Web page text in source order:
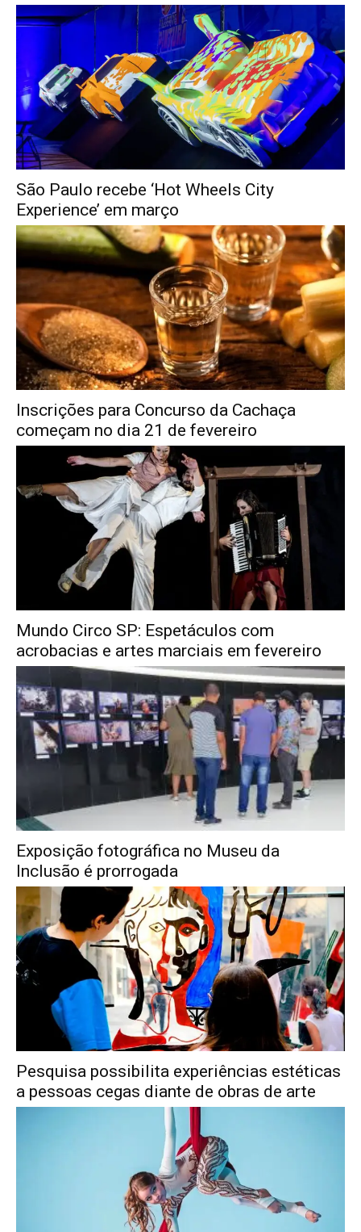
São Paulo recebe ‘Hot Wheels City
Experience’ em março
Inscrições para Concurso da Cachaça
começam no dia 21 de fevereiro
Mundo Circo SP: Espetáculos com
acrobacias e artes marciais em fevereiro
Exposição fotográfica no Museu da
Inclusão é prorrogada
Pesquisa possibilita experiências estéticas
a pessoas cegas diante de obras de arte